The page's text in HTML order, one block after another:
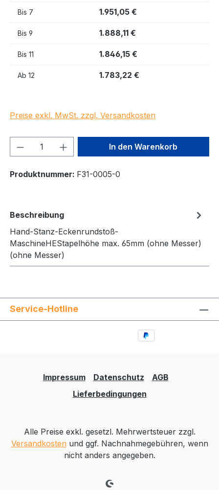
Bis 7 1.951,05 €
Bis 9 1.888,11 €
Bis 11 1.846,15 €
Ab 12 1.783,22 €
Preise exkl. MwSt. zzgl. Versandkosten
Produkt Anzahl: Gib denIn den Warenkorb
Produktnummer: F31-0005-0
Beschreibung
Hand-Stanz-Eckenrundstoß-
MaschineHEStapelhöhe max. 65mm (ohne Messer)
(ohne Messer)
Service-Hotline
Impressum Datenschutz
AGB
Lieferbedingungen
Alle Preise exkl. gesetzl. Mehrwertsteuer zzgl.
Versandkosten und ggf. Nachnahmegebühren, wenn
nicht anders angegeben.